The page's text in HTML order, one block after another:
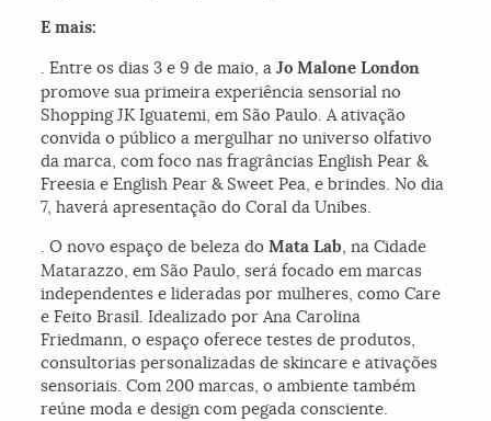
E mais:
. Entre os dias 3 e 9 de maio, aJo Malone London
promove sua primeira experiência sensorial no
Shopping JK Iguatemi, em São Paulo. A ativação
convida o público a mergulhar no universo olfativo
da marca, com foco nas fragrâncias English Pear &
Freesia e English Pear & Sweet Pea, e brindes. No dia
7, haverá apresentação do Coral da Unibes.
. O novo espaço de beleza doMata Lab, na Cidade
Matarazzo, em São Paulo, será focado em marcas
independentes e lideradas por mulheres, como Care
e Feito Brasil. Idealizado por Ana Carolina
Friedmann, o espaço oferece testes de produtos,
consultorias personalizadas de skincare e ativações
sensoriais. Com 200 marcas, o ambiente também
reúne moda e design com pegada consciente.